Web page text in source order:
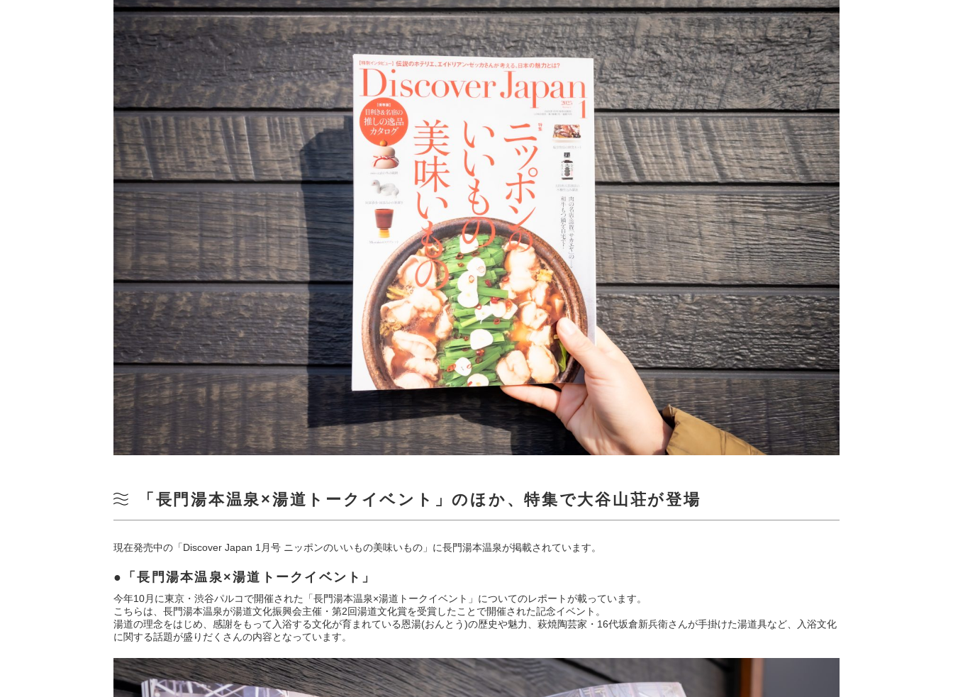
「長門湯本温泉×湯道トークイベント」のほか、特集で大谷山荘が登場
現在発売中の「Discover Japan 1月号 ニッポンのいいもの美味いもの」に長門湯本温泉が掲載されています。
「長門湯本温泉×湯道トークイベント」
今年10月に東京・渋谷パルコで開催された「長門湯本温泉×湯道トークイベント」についてのレポートが載っています。
こちらは、長門湯本温泉が湯道文化振興会主催・第2回湯道文化賞を受賞したことで開催された記念イベント。
湯道の理念をはじめ、感謝をもって入浴する文化が育まれている恩湯(おんとう)の歴史や魅力、萩焼陶芸家・16代坂倉新兵衛さんが手掛けた湯道具など、入浴文化
に関する話題が盛りだくさんの内容となっています。